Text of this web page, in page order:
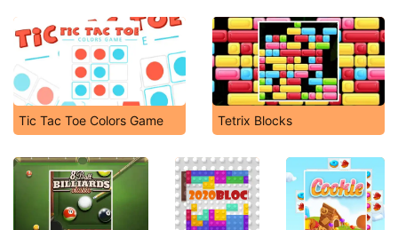
Tic Tac Toe Colors Game Tetrix Blocks